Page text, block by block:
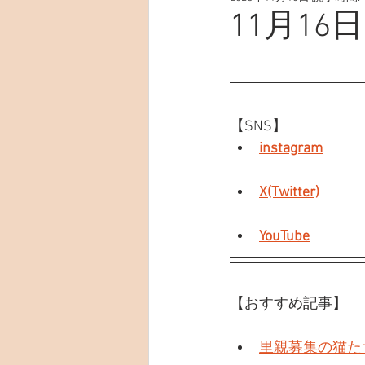
11月16
【SNS】
instagram
X(Twitter)
YouTube
【おすすめ記事】
里親募集の猫た